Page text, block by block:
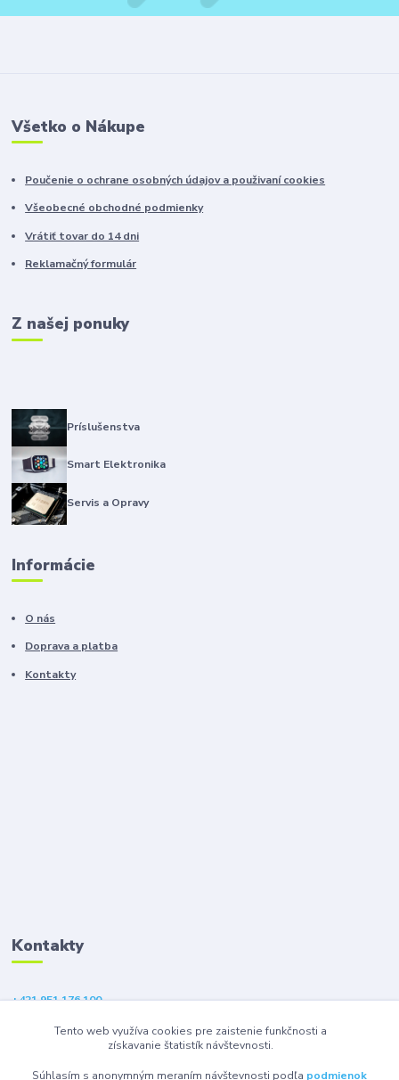
Všetko o Nákupe
Poučenie o ochrane osobných údajov a použivaní cookies
Všeobecné obchodné podmienky
Vrátiť tovar do 14 dni
Reklamačný formulár
Z našej ponuky
Príslušenstva
Smart Elektronika
Servis a Opravy
Informácie
O nás
Doprava a platba
Kontakty
Kontakty
+421 951 176 100
eshop@gsm1.sk
Tento web využíva cookies pre zaistenie funkčnosti a
získavanie štatistík návštevnosti.
Súhlasím s anonymným meraním návštevnosti podľa podmienok